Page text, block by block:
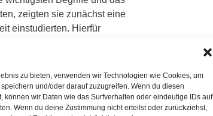
zu bieten, verwenden wir Technologien wie Cookies, um
und/oder darauf zuzugreifen. Wenn du diesen
können wir Daten wie das Surfverhalten oder eindeutige IDs auf
Wenn du deine Zustimmung nicht erteilst oder zurückziehst,
zeigten sie zunächst eine
einstudierten. Hierfür
Bokken, zunächst einige
beim Aufwärmtraining
sich langsam an das
dann zu einer Kata
zwei Trainingseinheiten